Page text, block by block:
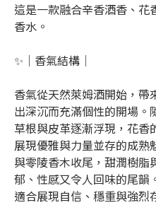
這是一款融合辛香酒香、花
香水。
✨｜香氣結構｜
香氣從天然萊姆酒開始，
出深沉而充滿個性的開場。
草根與皮革逐漸浮現，花香
展現優雅與力量並存的成熟
與零陵香木收尾，甜潤樹
郁、性感又令人回味的尾韻
適合展現自信、穩重與強烈